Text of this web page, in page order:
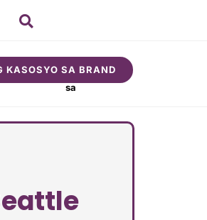
Tungkol
sa
KASOSYO SA BRAND